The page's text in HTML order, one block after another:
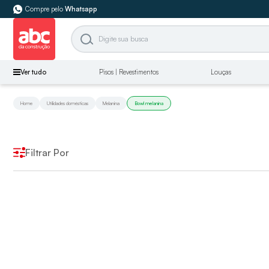
Compre pelo Whatsapp
Ver tudo Pisos | Revestimentos Louças
Home Utilidades domésticas Melanina Bowl melanina
Filtrar Por